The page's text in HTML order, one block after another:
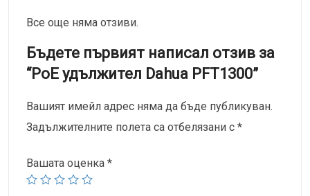
Все още няма отзиви.
Бъдете първият написал отзив за
“PoE удължител Dahua PFT1300”
Вашият имейл адрес няма да бъде публикуван.
Задължителните полета са отбелязани с *
Вашата оценка *